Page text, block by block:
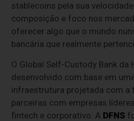
stablecoins pela sua
composição e foco nos
oferecer algo que o mundo
bancária que realmente
O Global Self-Custody Bank da
desenvolvido com base em
infraestrutura projetada com a
parceiras com empresas
fintech e corporativo. A DFNS